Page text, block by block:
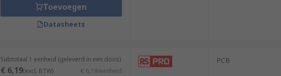
Toevoegen
Datasheets
Subtotaal 1 eenheid (geleverd in een doos)
€ 6,19(excl. BTW) € 6,19/eenheid
PCB